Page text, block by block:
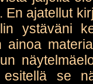
En ajatellut
ystäväni
ainoa
esitellä se